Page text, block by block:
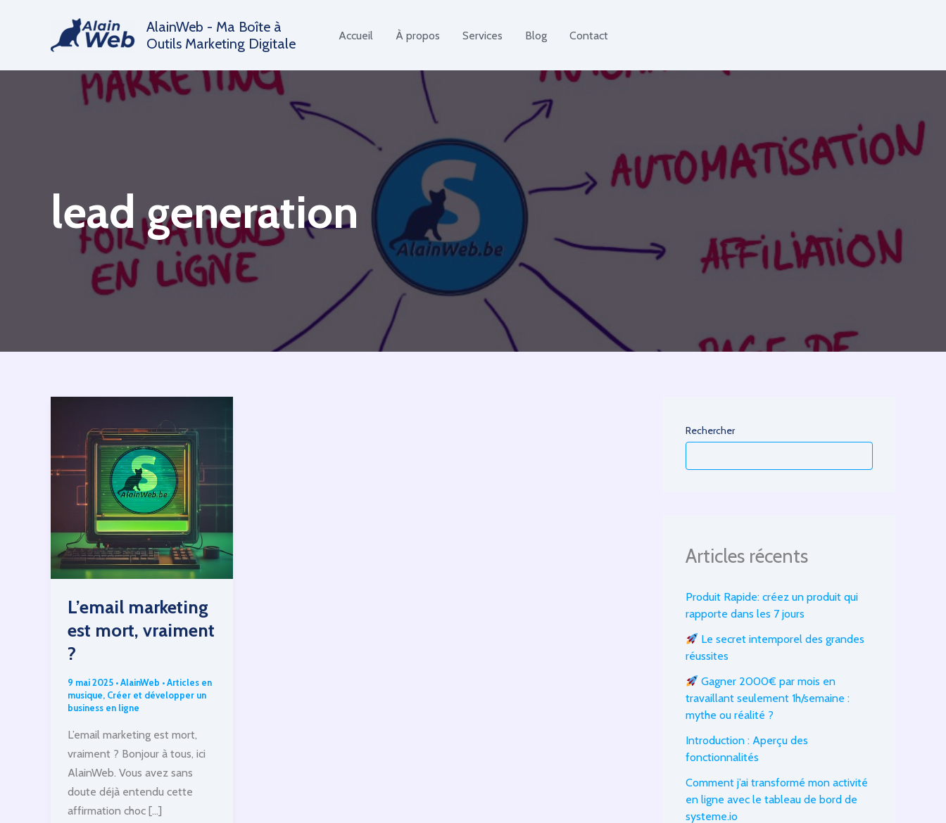
AlainWeb - Ma Boîte à
Outils Marketing Digitale
Accueil À propos Services Blog Contact
lead generation
L’email marketing
est mort, vraiment
?
9 mai 2025 •AlainWeb •Articles en
musique, Créer et développer un
business en ligne
L’email marketing est mort,
vraiment ? Bonjour à tous, ici
AlainWeb. Vous avez sans
doute déjà entendu cette
affirmation choc […]
Rechercher
Articles récents
Produit Rapide: créez un produit qui
rapporte dans les 7 jours
Le secret intemporel des grandes
réussites
Gagner 2000€ par mois en
travaillant seulement 1h/semaine :
mythe ou réalité ?
Introduction : Aperçu des
fonctionnalités
Comment j’ai transformé mon activité
en ligne avec le tableau de bord de
systeme.io